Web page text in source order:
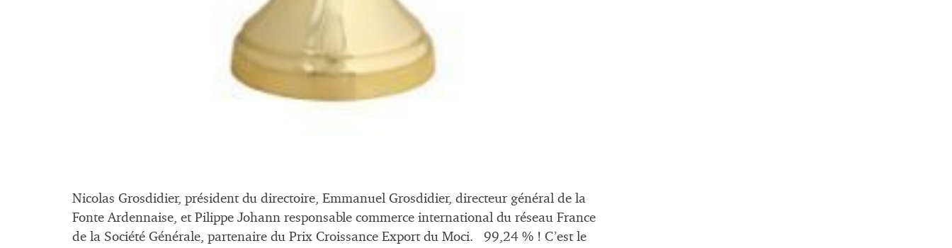
Nicolas Grosdidier, président du directoire, Emmanuel Grosdidier, directeur général de la
Fonte Ardennaise, et Pilippe Johann responsable commerce international du réseau France
de la Société Générale, partenaire du Prix Croissance Export du Moci. 99,24 % ! C’est le